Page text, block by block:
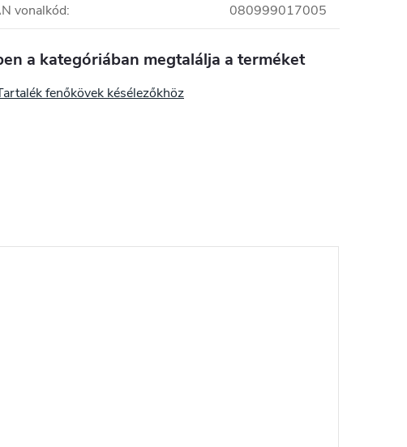
vonalkód: 080999017005
a kategóriában megtalálja a terméket
fenőkövek késélezőkhöz